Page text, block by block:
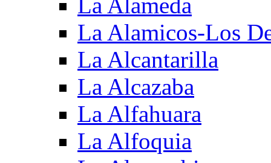
La Alamicos-Los
La Alcantarilla
La Alcazaba
La Alfahuara
La Alfoquia